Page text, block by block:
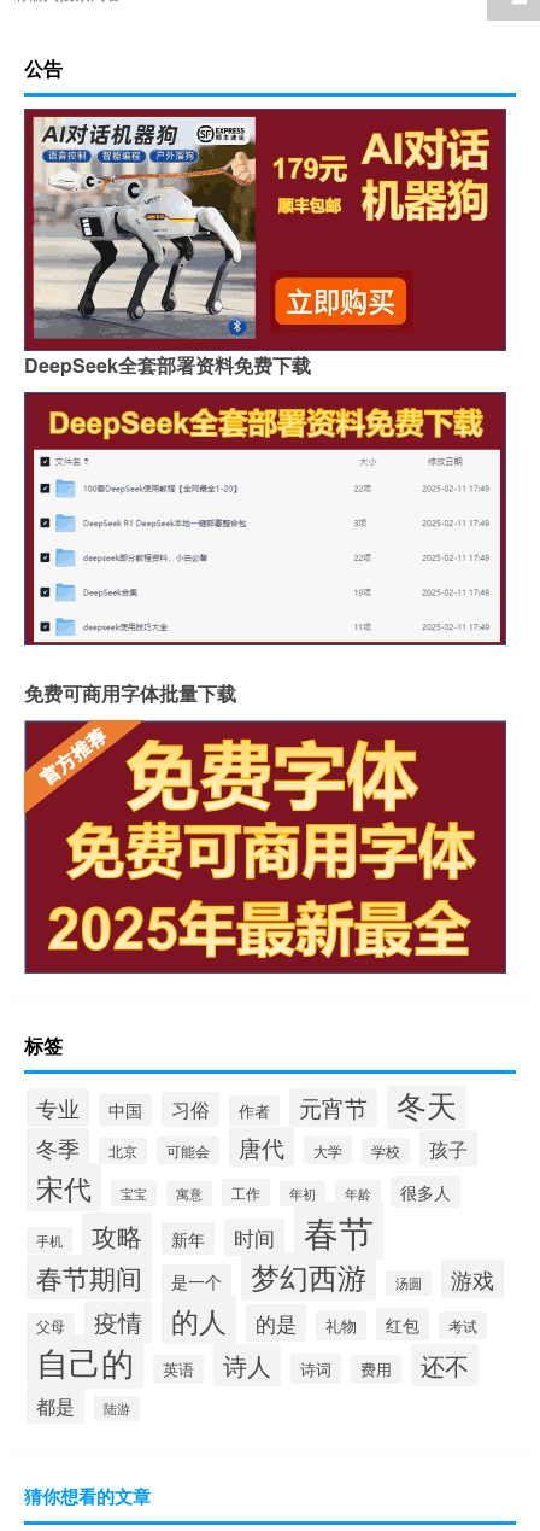
公告
DeepSeek全套部署资料免费下载
免费可商用字体批量下载
标签
专业 中国 习俗 作者 元宵节 冬天
冬季 北京 可能会 唐代 大学 学校 孩子
宋代 宝宝 寓意 工作 年初 年龄 很多人
手机 攻略 新年 时间 春节
春节期间 是一个 梦幻西游 汤圆 游戏
父母 疫情 的人 的是 礼物 红包 考试
自己的 英语 诗人 诗词 费用 还不
都是 陆游
猜你想看的文章